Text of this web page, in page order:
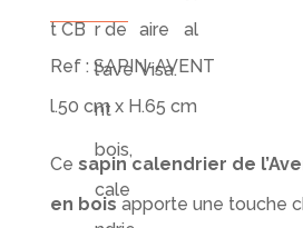
Ref : SAPIN-AVENT
l.50 cm x H.65 cm
Ce sapin calendrier de
en bois apporte une touche